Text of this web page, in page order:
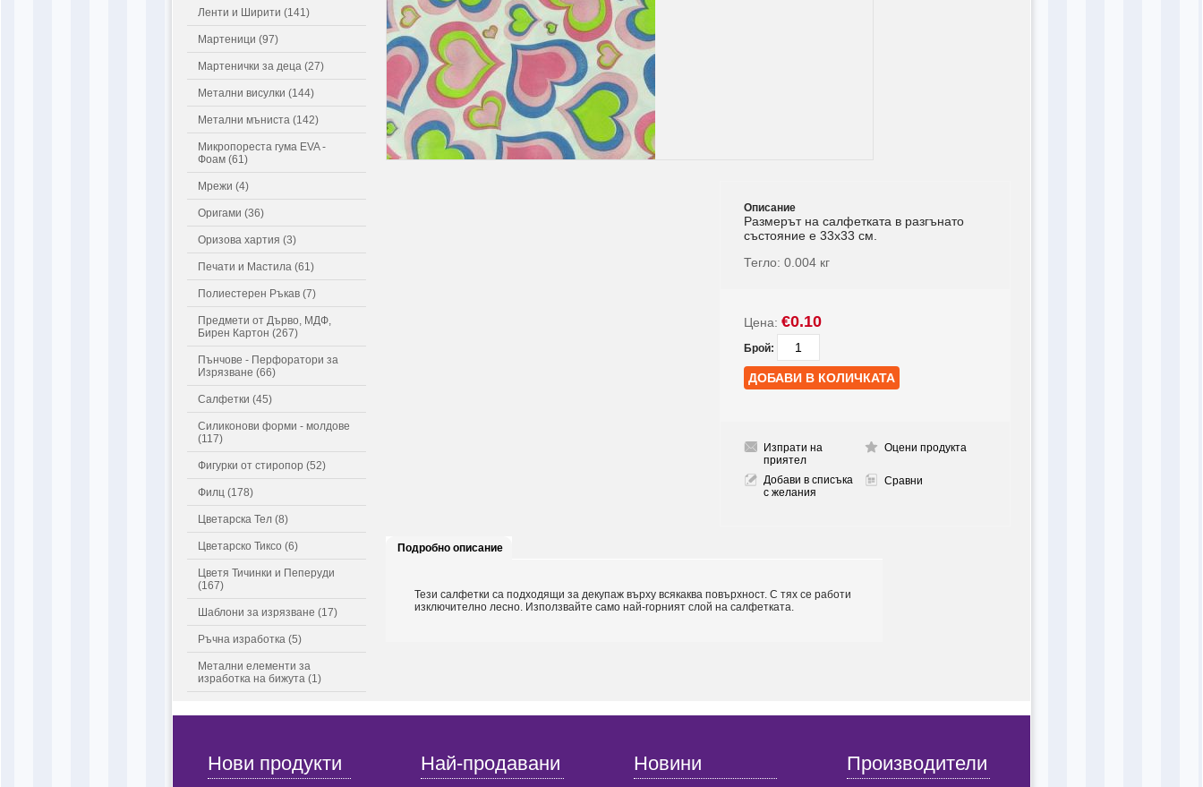
Ленти и Ширити (141)
Мартеници (97)
Мартенички за деца (27)
Метални висулки (144)
Метални мъниста (142)
Микропореста гума EVA -
Фоам (61)
Мрежи (4)
Оригами (36)
Оризова хартия (3)
Печати и Мастила (61)
Полиестерен Ръкав (7)
Предмети от Дърво, МДФ,
Бирен Картон (267)
Пънчове - Перфоратори за
Изрязване (66)
Салфетки (45)
Силиконови форми - молдове
(117)
Фигурки от стиропор (52)
Филц (178)
Цветарска Тел (8)
Цветарско Тиксо (6)
Цветя Тичинки и Пеперуди
(167)
Шаблони за изрязване (17)
Ръчна изработка (5)
Метални елементи за
изработка на бижута (1)
Описание
Размерът на салфетката в разгънато
състояние е 33х33 см.
Тегло: 0.004 кг
Цена: €0.10
Брой:
Изпрати на
приятел
Оцени продукта
Добави в списъка
с желания
Сравни
Подробно описание
Тези салфетки са подходящи за декупаж върху всякаква повърхност. С тях се работи
изключително лесно. Използвайте само най-горният слой на салфетката.
Нови продукти Най-продавани Новини Производители